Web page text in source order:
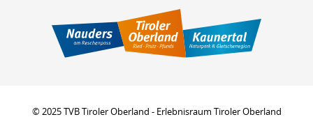
© 2025 TVB Tiroler Oberland - Erlebnisraum Tiroler Oberland